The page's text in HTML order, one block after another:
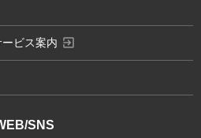
SNS
ビス案内 exit_to_app